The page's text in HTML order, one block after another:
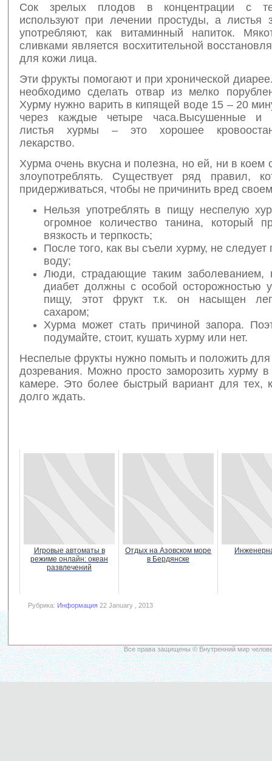
Сок зрелых плодов в концентрации с
используют при лечении простуды, а листья
употребляют, как витаминный напиток.
сливками является восхитительной
для кожи лица.
Эти фрукты помогают и при хронической
необходимо сделать отвар из мелко
Хурму нужно варить в кипящей воде 15 – 20
через каждые четыре часа.Высушенные и
листья хурмы – это хорошее
лекарство.
Хурма очень вкусна и полезна, но ей, ни в коем
злоупотреблять. Существует ряд правил,
придерживаться, чтобы не причинить вред
Нельзя употреблять в пищу неспелую
огромное количество танина, который
вязкость и терпкость;
После того, как вы съели хурму, не следует
воду;
Люди, страдающие таким заболеванием,
диабет должны с особой осторожностью
пищу, этот фрукт т.к. он насыщен
сахаром;
Хурма может стать причиной запора.
подумайте, стоит, кушать хурму или нет.
Неспелые фрукты нужно помыть и положить
дозревания. Можно просто заморозить хурму
камере. Это более быстрый вариант для тех,
долго ждать.
Игровые автоматы в
режиме онлайн: океан
развлечений
Отдых на Азовском море
в Бердянске
Рубрика: Информация 22 January , 2013
Все права защищены © Внутренний мир